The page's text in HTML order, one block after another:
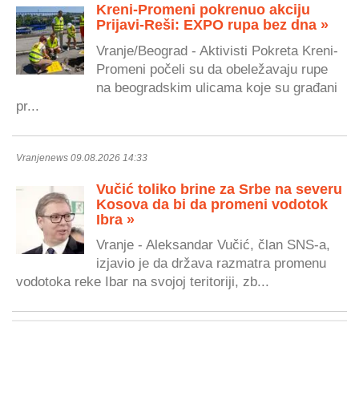
Kreni-Promeni pokrenuo akciju
Prijavi-Reši: EXPO rupa bez dna »
Vranje/Beograd - Aktivisti Pokreta Kreni-
Promeni počeli su da obeležavaju rupe
na beogradskim ulicama koje su građani
pr...
Vranjenews 09.08.2026 14:33
Vučić toliko brine za Srbe na severu
Kosova da bi da promeni vodotok
Ibra »
Vranje - Aleksandar Vučić, član SNS-a,
izjavio je da država razmatra promenu
vodotoka reke Ibar na svojoj teritoriji, zb...